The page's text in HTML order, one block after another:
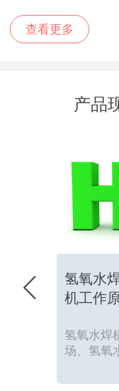
查看更多
产品
氢氧水
机工作
氢氧水焊
场、氢氧
